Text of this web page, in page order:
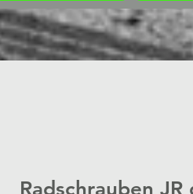
Radschrauben JR